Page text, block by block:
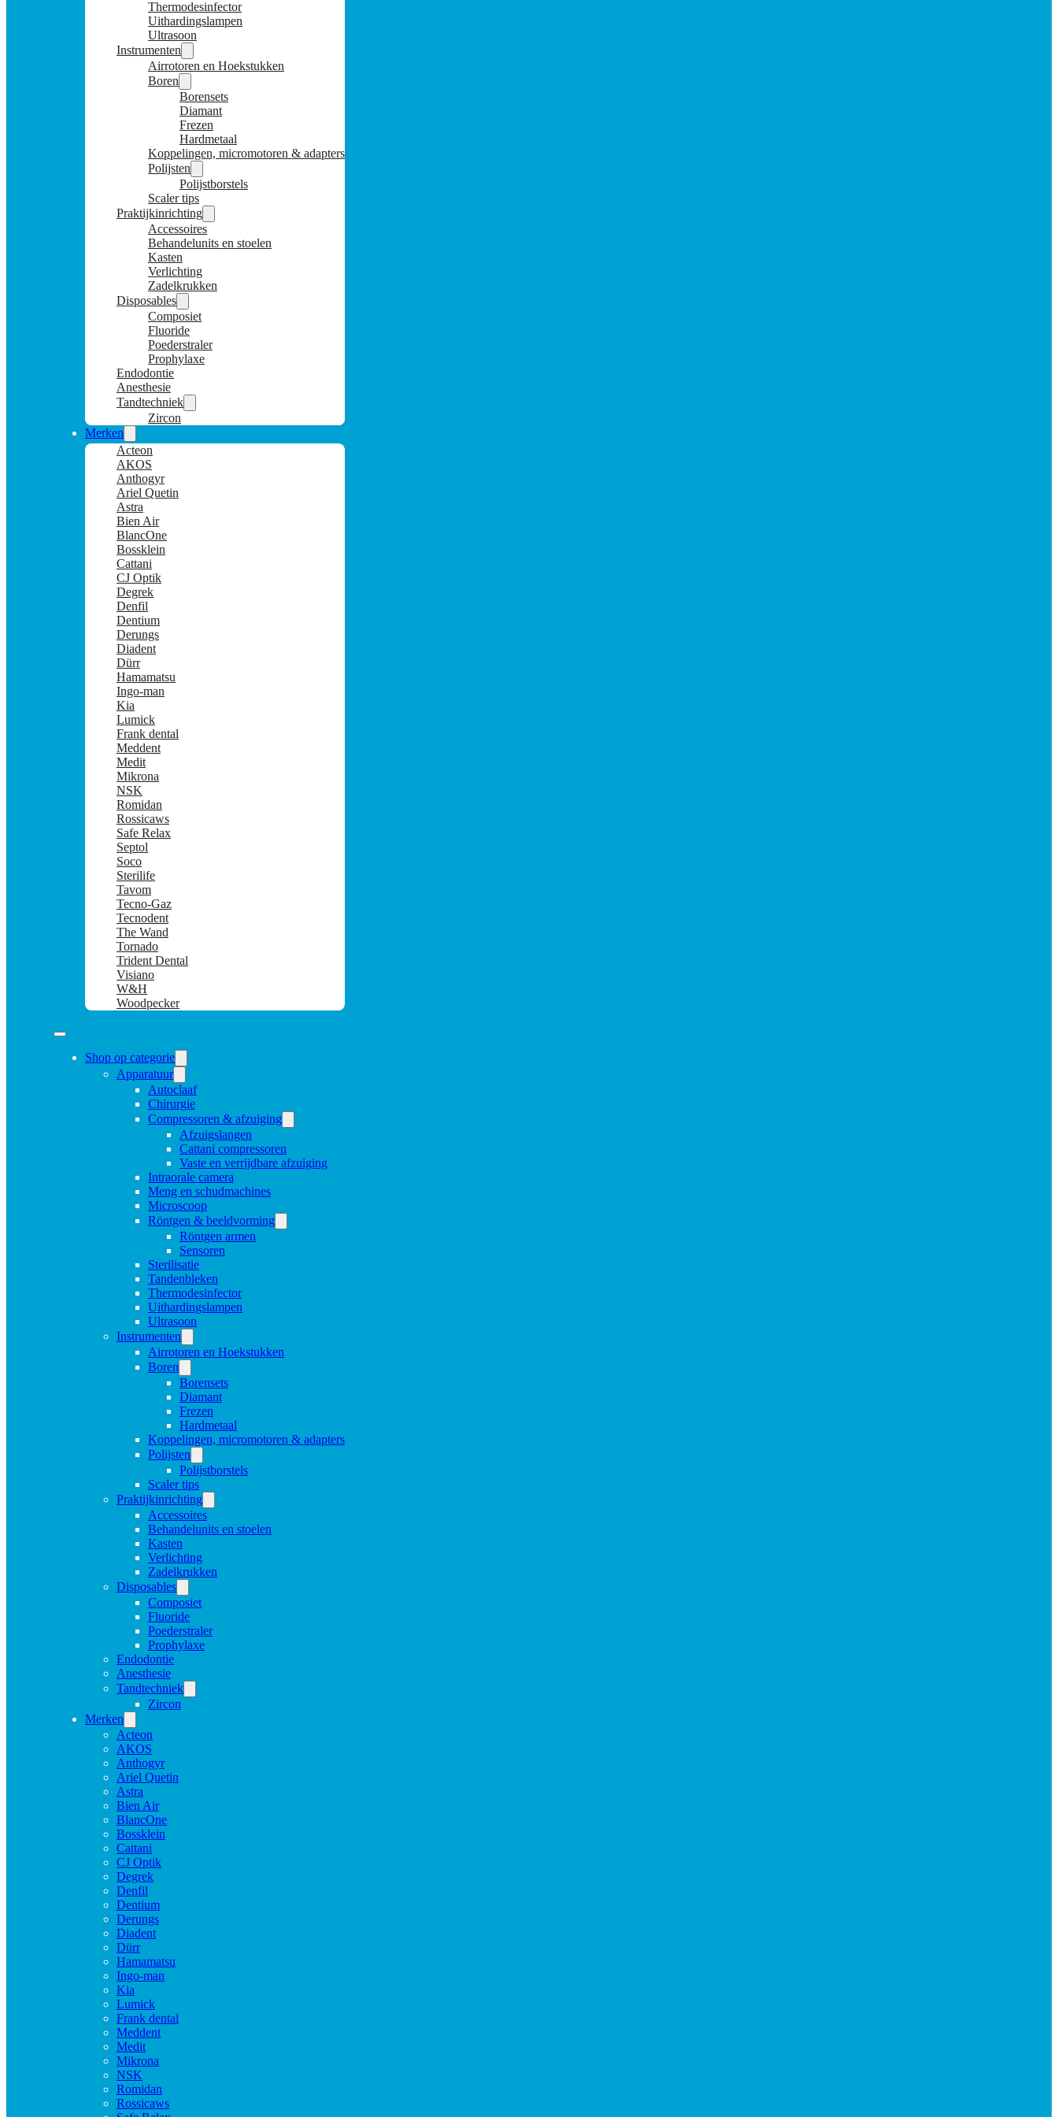
Thermodesinfector
Uithardingslampen
Ultrasoon
Instrumenten
Airrotoren en Hoekstukken
Boren
Borensets
Diamant
Frezen
Hardmetaal
Koppelingen, micromotoren & adapters
Polijsten
Polijstborstels
Scaler tips
Praktijkinrichting
Accessoires
Behandelunits en stoelen
Kasten
Verlichting
Zadelkrukken
Disposables
Composiet
Fluoride
Poederstraler
Prophylaxe
Endodontie
Anesthesie
Tandtechniek
Zircon
Merken
Acteon
AKOS
Anthogyr
Ariel Quetin
Astra
Bien Air
BlancOne
Bossklein
Cattani
CJ Optik
Degrek
Denfil
Dentium
Derungs
Diadent
Dürr
Hamamatsu
Ingo-man
Kia
Lumick
Frank dental
Meddent
Medit
Mikrona
NSK
Romidan
Rossicaws
Safe Relax
Septol
Soco
Sterilife
Tavom
Tecno-Gaz
Tecnodent
The Wand
Tornado
Trident Dental
Visiano
W&H
Woodpecker
Shop op categorie
Apparatuur
Autoclaaf
Chirurgie
Compressoren & afzuiging
Afzuigslangen
Cattani compressoren
Vaste en verrijdbare afzuiging
Intraorale camera
Meng en schudmachines
Microscoop
Röntgen & beeldvorming
Röntgen armen
Sensoren
Sterilisatie
Tandenbleken
Thermodesinfector
Uithardingslampen
Ultrasoon
Instrumenten
Airrotoren en Hoekstukken
Boren
Borensets
Diamant
Frezen
Hardmetaal
Koppelingen, micromotoren & adapters
Polijsten
Polijstborstels
Scaler tips
Praktijkinrichting
Accessoires
Behandelunits en stoelen
Kasten
Verlichting
Zadelkrukken
Disposables
Composiet
Fluoride
Poederstraler
Prophylaxe
Endodontie
Anesthesie
Tandtechniek
Zircon
Merken
Acteon
AKOS
Anthogyr
Ariel Quetin
Astra
Bien Air
BlancOne
Bossklein
Cattani
CJ Optik
Degrek
Denfil
Dentium
Derungs
Diadent
Dürr
Hamamatsu
Ingo-man
Kia
Lumick
Frank dental
Meddent
Medit
Mikrona
NSK
Romidan
Rossicaws